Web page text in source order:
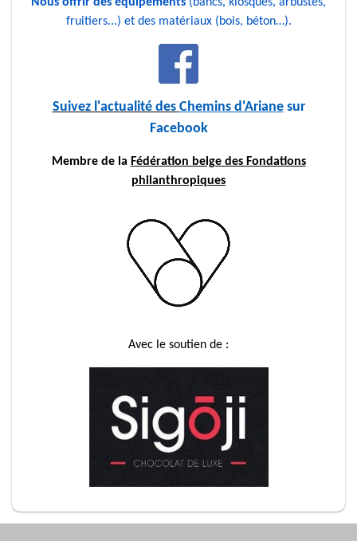
fruitiers...) et des matériaux (bois, béton…).
Suivez l'actualité des Chemins d'Arianesur
Facebook
Membre de la Fédération belge des Fondations
philanthropiques
Avec le soutien de :